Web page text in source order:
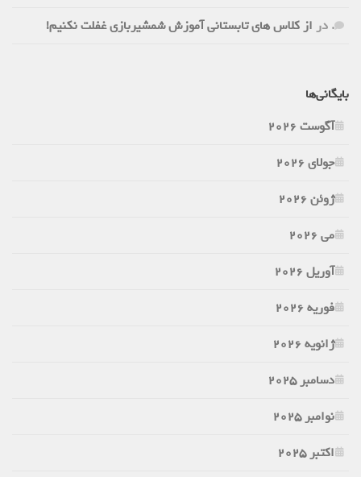
.دراز کلاس های تابستانی آموزش شمشیربازی غفلت نکنیم!
بایگانی‌ها
آگوست 2026
جولای 2026
ژوئن 2026
می 2026
آوریل 2026
فوریه 2026
ژانویه 2026
دسامبر 2025
نوامبر 2025
اکتبر 2025